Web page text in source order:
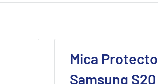
Mica
Samsung S20